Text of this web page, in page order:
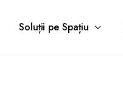
Soluții pe Spațiu